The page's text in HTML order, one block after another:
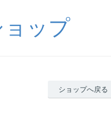
ップ
ショップへ戻る